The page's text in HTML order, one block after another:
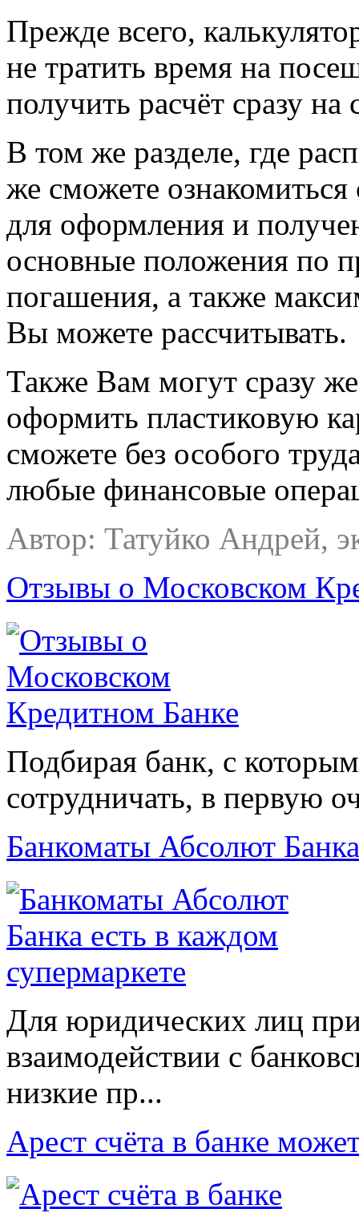
Прежде всего,
не тратить время на
получить расчёт сразу
В том же разделе, где
же сможете
для оформления и
основные положения по
погашения, а также
Вы можете рассчитывать.
Также Вам могут сразу
оформить пластиковую
сможете без особого
любые финансовые
Автор: Татуйко Андрей,
Отзывы о Московском
Подбирая банк, с
сотрудничать, в первую
Банкоматы Абсолют
Для юридических лиц
взаимодействии с
низкие пр...
Арест счёта в банке